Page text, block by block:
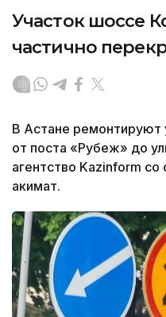
Участок шоссе
частично
В Астане ремонтируют
от поста «Рубеж» до
агентство Kazinform
акимат.